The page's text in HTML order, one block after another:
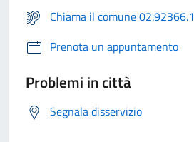
Chiama il comune 02.92366.1
Prenota un appuntamento
Problemi in città
Segnala disservizio